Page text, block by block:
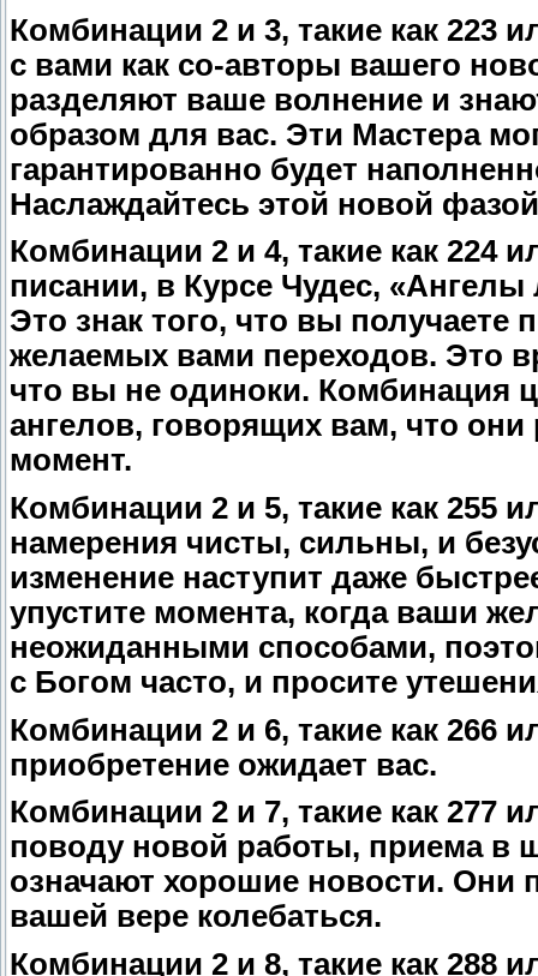
Комбинации 2 и 3, такие как 223
с вами как со-авторы вашего
разделяют ваше волнение и
образом для вас. Эти Мастера
гарантированно будет
Наслаждайтесь этой новой
Комбинации 2 и 4, такие как 224
писании, в Курсе Чудес,
Это знак того, что вы
желаемых вами переходов. Это
что вы не одиноки. Комбинация
ангелов, говорящих вам, что
момент.
Комбинации 2 и 5, такие как 255
намерения чисты, сильны, и
изменение наступит даже
упустите момента, когда ваши
неожиданными способами,
с Богом часто, и просите
Комбинации 2 и 6, такие как 266
приобретение ожидает вас.
Комбинации 2 и 7, такие как 277
поводу новой работы, приема в
означают хорошие новости. Они
вашей вере колебаться.
Комбинации 2 и 8, такие как 288